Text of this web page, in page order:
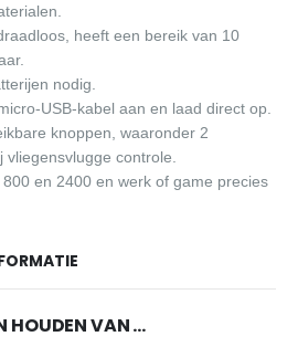
heeft een bereik van 10
nodig.
USB-kabel aan en laad direct op.
knoppen, waaronder 2
controle.
en 2400 en werk of game precies
HOUDEN VAN …